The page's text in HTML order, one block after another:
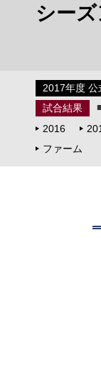
シー
2017年度 公
試合結果
2016
ファーム